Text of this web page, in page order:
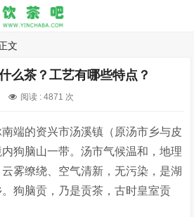
文
么茶？工艺有哪些特点？
阅读 :4871 次
端的资兴市汤溪镇（原汤市乡与皮
狗脑山一带。汤市气候温和，地理
雾缭绕、空气清新，无污染，是湖
狗脑贡，乃是贡茶，古时皇室贡